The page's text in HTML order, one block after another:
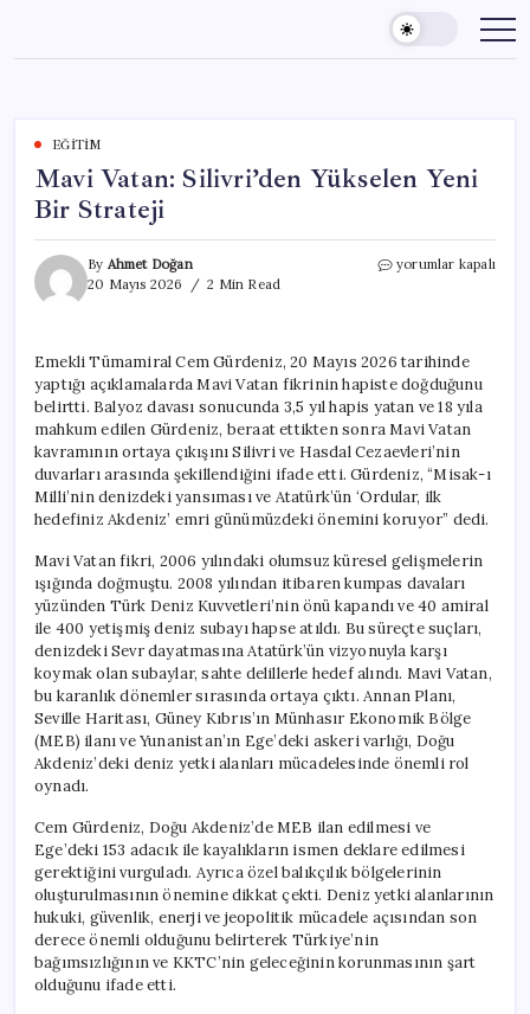
content
EĞITIM
Mavi Vatan: Silivri’den Yükselen Yeni
Bir Strateji
By Ahmet Doğan
20 Mayıs 2026
2 Min Read
Mavi
Bir
Strateji
için
yorumlar kapalı
Emekli Tümamiral Cem Gürdeniz, 20 Mayıs 2026 tarihinde
yaptığı açıklamalarda Mavi Vatan fikrinin hapiste doğduğunu
belirtti. Balyoz davası sonucunda 3,5 yıl hapis yatan ve 18 yıla
mahkum edilen Gürdeniz, beraat ettikten sonra Mavi Vatan
kavramının ortaya çıkışını Silivri ve Hasdal Cezaevleri’nin
duvarları arasında şekillendiğini ifade etti. Gürdeniz, “Misak-ı
Milli’nin denizdeki yansıması ve Atatürk’ün ‘Ordular, ilk
hedefiniz Akdeniz’ emri günümüzdeki önemini koruyor” dedi.
Mavi Vatan fikri, 2006 yılındaki olumsuz küresel gelişmelerin
ışığında doğmuştu. 2008 yılından itibaren kumpas davaları
yüzünden Türk Deniz Kuvvetleri’nin önü kapandı ve 40 amiral
ile 400 yetişmiş deniz subayı hapse atıldı. Bu süreçte suçları,
denizdeki Sevr dayatmasına Atatürk’ün vizyonuyla karşı
koymak olan subaylar, sahte delillerle hedef alındı. Mavi Vatan,
bu karanlık dönemler sırasında ortaya çıktı. Annan Planı,
Seville Haritası, Güney Kıbrıs’ın Münhasır Ekonomik Bölge
(MEB) ilanı ve Yunanistan’ın Ege’deki askeri varlığı, Doğu
Akdeniz’deki deniz yetki alanları mücadelesinde önemli rol
oynadı.
Cem Gürdeniz, Doğu Akdeniz’de MEB ilan edilmesi ve
Ege’deki 153 adacık ile kayalıkların ismen deklare edilmesi
gerektiğini vurguladı. Ayrıca özel balıkçılık bölgelerinin
oluşturulmasının önemine dikkat çekti. Deniz yetki alanlarının
hukuki, güvenlik, enerji ve jeopolitik mücadele açısından son
derece önemli olduğunu belirterek Türkiye’nin
bağımsızlığının ve KKTC’nin geleceğinin korunmasının şart
olduğunu ifade etti.